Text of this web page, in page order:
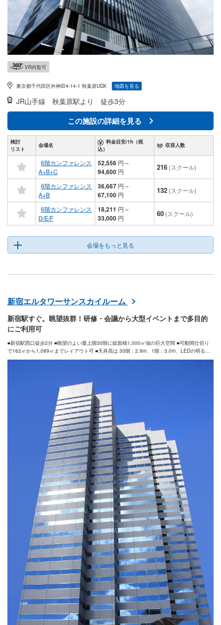
VR内覧可
東京都千代田区外神田4-14-1 秋葉原UDX 地図を見る
JR山手線 秋葉原駅より 徒歩3分
この施設の詳細を見る
検討
リスト
会場名
料金目安/1h（税
込）
収容人数
6階カンファレンス
A+B+C
52,556 円～
94,600 円 216 (スクール)
6階カンファレンス
A+B
36,667 円～
67,100 円 132 (スクール)
6階カンファレンス
D/E/F
18,211 円～
33,000 円 60 (スクール)
会場をもっと見る
新宿エルタワーサンスカイルーム
新宿駅すぐ。眺望抜群！研修・会議から大型イベントまで多目的
にご利用可
■新宿駅西口徒歩2分 ■眺望のよい最上階30階に総面積1,000㎡強の巨大空間 ■可動間仕切り
で162㎡から1,089㎡までレイアウト可 ■天井高は 30階：2.9m、1階：3.0m、LEDの明るい
照明 ■全室高速インターネット環境 ■30階には1Gbpsの専用回線(IPoE)もご用意 ■web会議・